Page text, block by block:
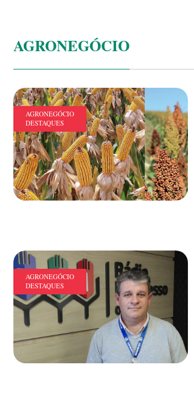
AGRONEGÓCIO
AGRONEGÓCIO
DESTAQUES
AGRONEGÓCIO
DESTAQUES